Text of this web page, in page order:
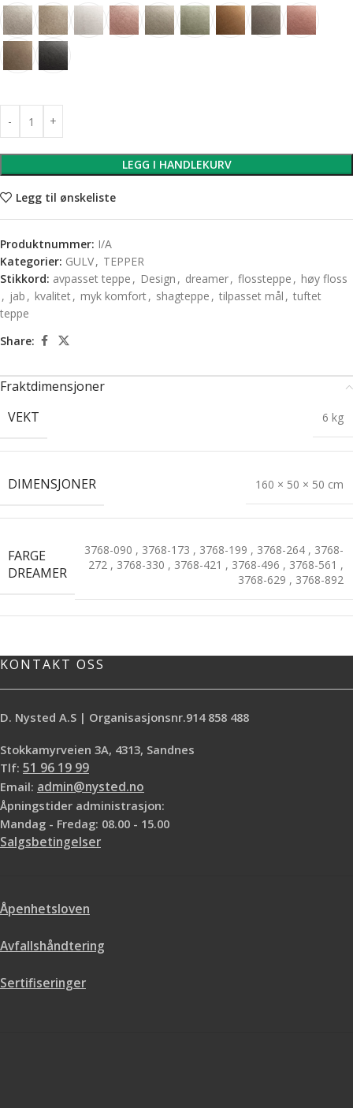
LEGG I HANDLEKURV
Legg til ønskeliste
Produktnummer: I/A
Kategorier: GULV, TEPPER
Stikkord: avpasset teppe , Design , dreamer, flossteppe , høy floss
, jab , kvalitet, myk komfort, shagteppe , tilpasset mål , tuftet
teppe
Share:
Fraktdimensjoner
VEKT
6 kg
DIMENSJONER 160 × 50 × 50 cm
FARGE
DREAMER
3768-090 , 3768-173 , 3768-199 , 3768-264 , 3768-
272 , 3768-330 , 3768-421 , 3768-496 , 3768-561 ,
3768-629 , 3768-892
KONTAKT OSS
D. Nysted A.S | Organisasjonsnr.914 858 488
Stokkamyrveien 3A, 4313, Sandnes
Tlf: 51 96 19 99
Email: admin@nysted.no
Åpningstider administrasjon:
Mandag - Fredag: 08.00 - 15.00
Salgsbetingelser
Åpenhetsloven
Avfallshåndtering
Sertifiseringer